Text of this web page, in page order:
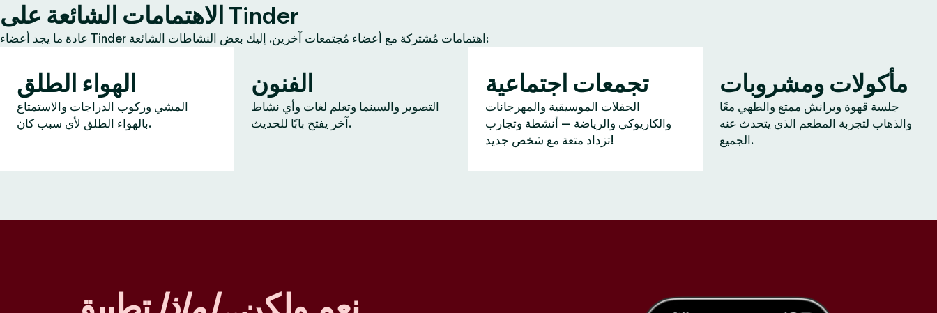
الاهتمامات الشائعة على Tinder
عادة ما يجد أعضاء Tinder اهتمامات مُشتركة مع أعضاء مُجتمعات آخرين. إليك بعض النشاطات الشائعة:
الهواء الطلق
المشي وركوب الدراجات والاستمتاع
بالهواء الطلق لأي سبب كان.
الفنون
التصوير والسينما وتعلم لغات وأي نشاط
آخر يفتح بابًا للحديث.
تجمعات اجتماعية
الحفلات الموسيقية والمهرجانات
والكاريوكي والرياضة — أنشطة وتجارب
تزداد متعة مع شخص جديد!
مأكولات ومشروبات
جلسة قهوة وبرانش ممتع والطهي معًا
والذهاب لتجربة المطعم الذي يتحدث عنه
الجميع.